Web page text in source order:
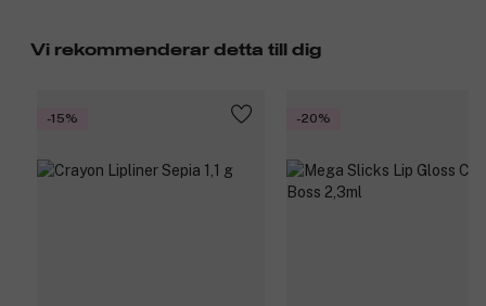
Vi rekommenderar detta till dig
-15% -20%